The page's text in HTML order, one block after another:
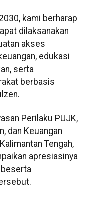
kami berharap
dilaksanakan
akses
edukasi
serta
berbasis
Perilaku PUJK,
dan Keuangan
Tengah,
apresiasinya